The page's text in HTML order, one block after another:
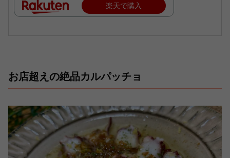
楽天で購入
お店超えの絶品カルパッチョ